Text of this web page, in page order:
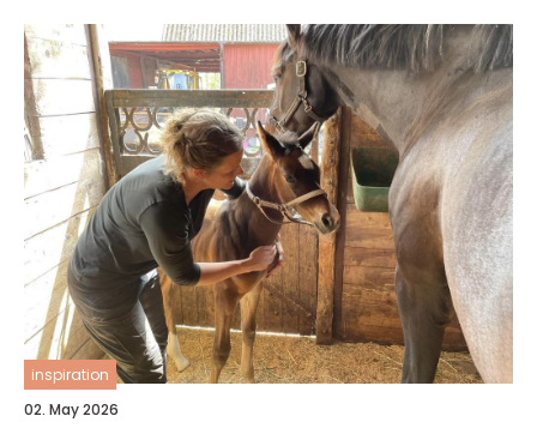
inspiration
02. May 2026